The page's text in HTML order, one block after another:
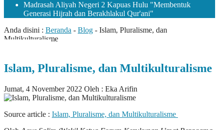
Madrasah Aliyah Negeri 2 Kapuas Hulu "Membentuk
Generasi Hijrah dan Berakhlakul Qur'ani"
Anda disini : Beranda - Blog - Islam, Pluralisme, dan
Multikulturalisme
Islam, Pluralisme, dan Multikulturalisme
Jumat, 4 November 2022 Oleh : Eka Arifin
Source article : Islam, Pluralisme, dan Multikulturalisme